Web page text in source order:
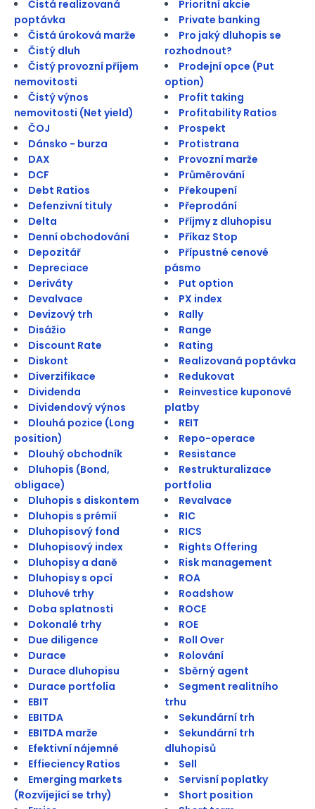
Čistá realizovaná
poptávka
Čistá úroková marže
Čistý dluh
Čistý provozní příjem
nemovitosti
Čistý výnos
nemovitosti (Net yield)
ČOJ
Dánsko - burza
DAX
DCF
Debt Ratios
Defenzivní tituly
Delta
Denní obchodování
Depozitář
Depreciace
Deriváty
Devalvace
Devizový trh
Disážio
Discount Rate
Diskont
Diverzifikace
Dividenda
Dividendový výnos
Dlouhá pozice (Long
position)
Dlouhý obchodník
Dluhopis (Bond,
obligace)
Dluhopis s diskontem
Dluhopis s prémií
Dluhopisový fond
Dluhopisový index
Dluhopisy a daně
Dluhopisy s opcí
Dluhové trhy
Doba splatnosti
Dokonalé trhy
Due diligence
Durace
Durace dluhopisu
Durace portfolia
EBIT
EBITDA
EBITDA marže
Efektivní nájemné
Effieciency Ratios
Emerging markets
(Rozvíjející se trhy)
Prioritní akcie
Private banking
Pro jaký dluhopis se
rozhodnout?
Prodejní opce (Put
option)
Profit taking
Profitability Ratios
Prospekt
Protistrana
Provozní marže
Průměrování
Překoupení
Přeprodání
Příjmy z dluhopisu
Příkaz Stop
Přípustné cenové
pásmo
Put option
PX index
Rally
Range
Rating
Realizovaná poptávka
Redukovat
Reinvestice kuponové
platby
REIT
Repo-operace
Resistance
Restrukturalizace
portfolia
Revalvace
RIC
RICS
Rights Offering
Risk management
ROA
Roadshow
ROCE
ROE
Roll Over
Rolování
Sběrný agent
Segment realitního
trhu
Sekundární trh
Sekundární trh
dluhopisů
Sell
Servisní poplatky
Short position